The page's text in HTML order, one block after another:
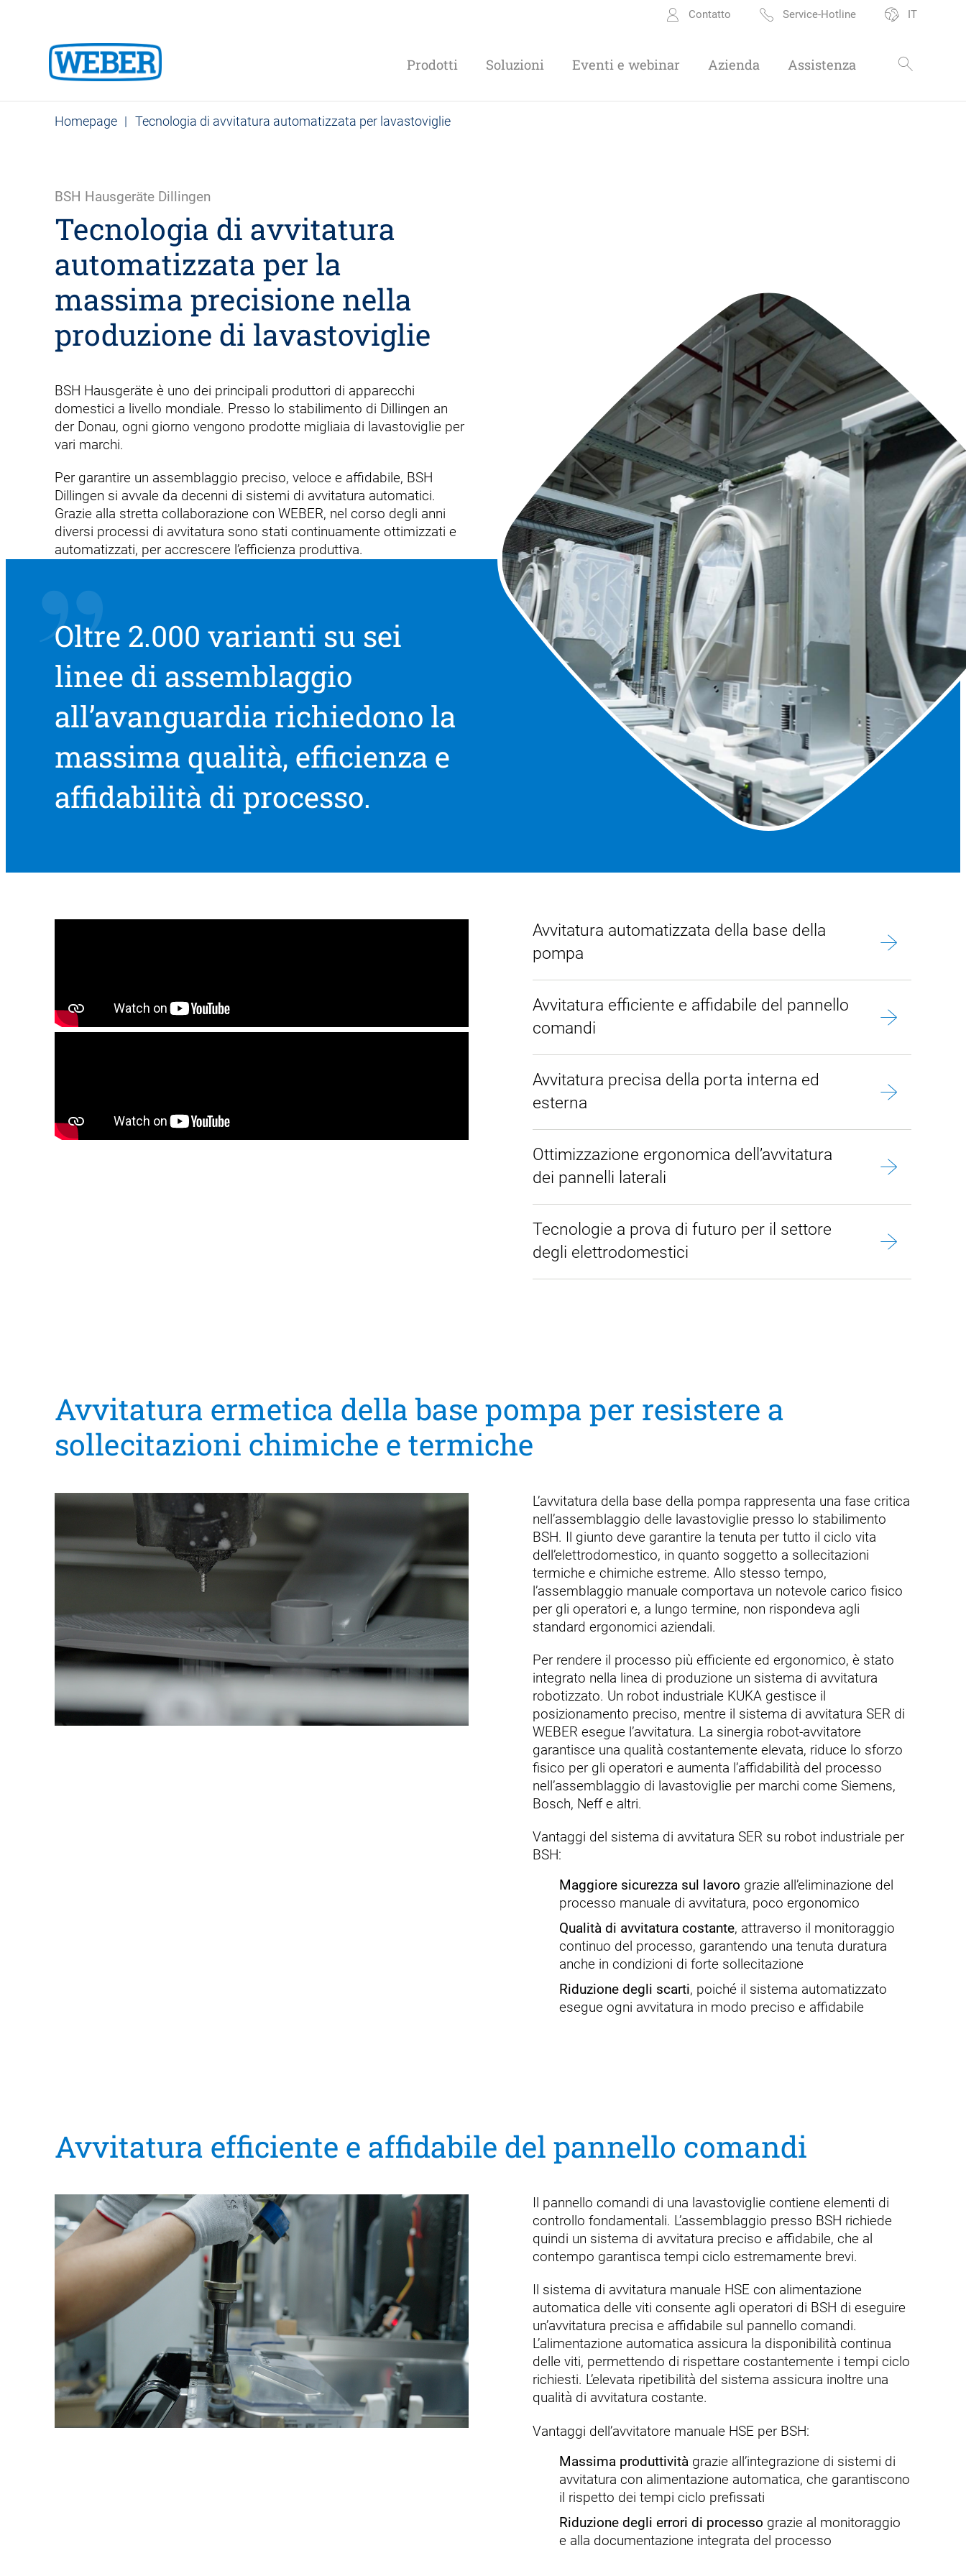
Contatto Service-Hotline IT
Prodotti Soluzioni Eventi e webinar Azienda Assistenza
Homepage | Tecnologia di avvitatura automatizzata per lavastoviglie
BSH Hausgeräte Dillingen
Tecnologia di avvitatura
automatizzata per la
massima precisione nella
produzione di lavastoviglie
BSH Hausgeräte è uno dei principali produttori di apparecchi
domestici a livello mondiale. Presso lo stabilimento di Dillingen an
der Donau, ogni giorno vengono prodotte migliaia di lavastoviglie per
vari marchi.
Per garantire un assemblaggio preciso, veloce e affidabile, BSH
Dillingen si avvale da decenni di sistemi di avvitatura automatici.
Grazie alla stretta collaborazione con WEBER, nel corso degli anni
diversi processi di avvitatura sono stati continuamente ottimizzati e
automatizzati, per accrescere l’efficienza produttiva.
Oltre 2.000 varianti su sei
linee di assemblaggio
all’avanguardia richiedono la
massima qualità, efficienza e
affidabilità di processo.
Avvitatura automatizzata della base della
pompa
Avvitatura efficiente e affidabile del pannello
comandi
Avvitatura precisa della porta interna ed
esterna
Ottimizzazione ergonomica dell’avvitatura
dei pannelli laterali
Tecnologie a prova di futuro per il settore
degli elettrodomestici
Avvitatura ermetica della base pompa per resistere a
sollecitazioni chimiche e termiche
L’avvitatura della base della pompa rappresenta una fase critica
nell’assemblaggio delle lavastoviglie presso lo stabilimento
BSH. Il giunto deve garantire la tenuta per tutto il ciclo vita
dell’elettrodomestico, in quanto soggetto a sollecitazioni
termiche e chimiche estreme. Allo stesso tempo,
l’assemblaggio manuale comportava un notevole carico fisico
per gli operatori e, a lungo termine, non rispondeva agli
standard ergonomici aziendali.
Per rendere il processo più efficiente ed ergonomico, è stato
integrato nella linea di produzione un sistema di avvitatura
robotizzato. Un robot industriale KUKA gestisce il
posizionamento preciso, mentre il sistema di avvitatura SER di
WEBER esegue l’avvitatura. La sinergia robot‑avvitatore
garantisce una qualità costantemente elevata, riduce lo sforzo
fisico per gli operatori e aumenta l’affidabilità del processo
nell’assemblaggio di lavastoviglie per marchi come Siemens,
Bosch, Neff e altri.
Vantaggi del sistema di avvitatura SER su robot industriale per
BSH:
Maggiore sicurezza sul lavoro grazie all’eliminazione del
processo manuale di avvitatura, poco ergonomico
Qualità di avvitatura costante, attraverso il monitoraggio
continuo del processo, garantendo una tenuta duratura
anche in condizioni di forte sollecitazione
Riduzione degli scarti, poiché il sistema automatizzato
esegue ogni avvitatura in modo preciso e affidabile
Avvitatura efficiente e affidabile del pannello comandi
Il pannello comandi di una lavastoviglie contiene elementi di
controllo fondamentali. L’assemblaggio presso BSH richiede
quindi un sistema di avvitatura preciso e affidabile, che al
contempo garantisca tempi ciclo estremamente brevi.
Il sistema di avvitatura manuale HSE con alimentazione
automatica delle viti consente agli operatori di BSH di eseguire
un’avvitatura precisa e affidabile sul pannello comandi.
L’alimentazione automatica assicura la disponibilità continua
delle viti, permettendo di rispettare costantemente i tempi ciclo
richiesti. L’elevata ripetibilità del sistema assicura inoltre una
qualità di avvitatura costante.
Vantaggi dell’avvitatore manuale HSE per BSH:
Massima produttività grazie all’integrazione di sistemi di
avvitatura con alimentazione automatica, che garantiscono
il rispetto dei tempi ciclo prefissati
Riduzione degli errori di processo grazie al monitoraggio
e alla documentazione integrata del processo